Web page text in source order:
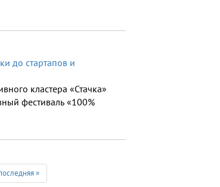
до стартапов и
кластера «Стачка»
фестиваль «100%
»